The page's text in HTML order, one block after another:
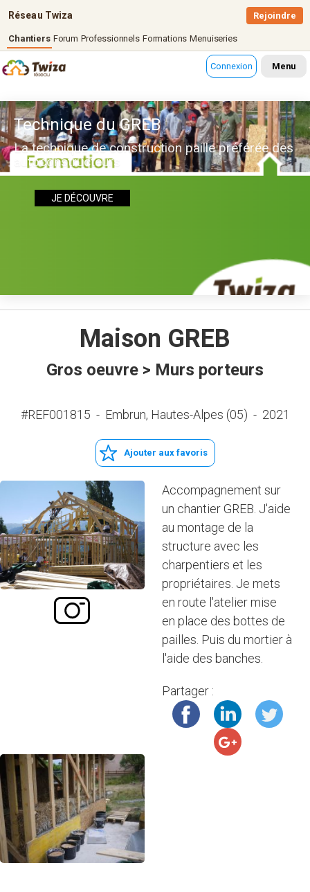
Réseau Twiza
Chantiers Forum Professionnels Formations Menuiseries
Rejoindre
Connexion Menu
Technique du GREB
La technique de construction paille préférée des
autoconstructeurs
JE DÉCOUVRE
Maison GREB
Gros oeuvre > Murs porteurs
#REF001815 - Embrun, Hautes-Alpes (05) - 2021
Ajouter aux favoris
Accompagnement sur
un chantier GREB. J'aide
au montage de la
structure avec les
charpentiers et les
propriétaires. Je mets
en route l'atelier mise
en place des bottes de
pailles. Puis du mortier à
l'aide des banches.
Partager :